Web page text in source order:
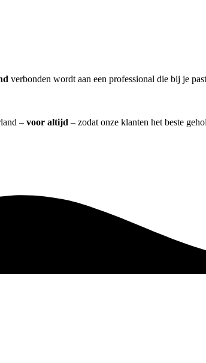
verbonden wordt aan een professional die bij je
– voor altijd – zodat onze klanten het beste